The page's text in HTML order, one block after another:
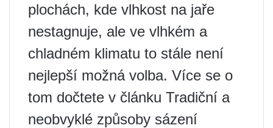
plochách, kde vlhkost na jaře
nestagnuje, ale ve vlhkém a
chladném klimatu to stále není
nejlepší možná volba. Více se o
tom dočtete v článku Tradiční a
neobvyklé způsoby sázení